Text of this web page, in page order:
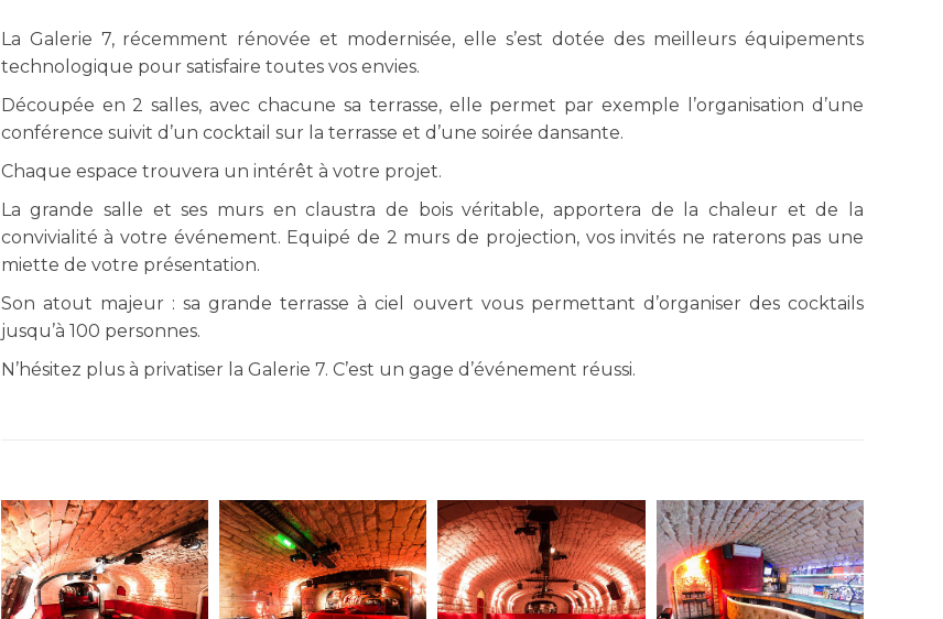
La Galerie 7, récemment rénovée et modernisée, elle s’est dotée des meilleurs équipements
technologique pour satisfaire toutes vos envies.
Découpée en 2 salles, avec chacune sa terrasse, elle permet par exemple l’organisation d’une
conférence suivit d’un cocktail sur la terrasse et d’une soirée dansante.
Chaque espace trouvera un intérêt à votre projet.
La grande salle et ses murs en claustra de bois véritable, apportera de la chaleur et de la
convivialité à votre événement. Equipé de 2 murs de projection, vos invités ne raterons pas une
miette de votre présentation.
Son atout majeur : sa grande terrasse à ciel ouvert vous permettant d’organiser des cocktails
jusqu’à 100 personnes.
N’hésitez plus à privatiser la Galerie 7. C’est un gage d’événement réussi.